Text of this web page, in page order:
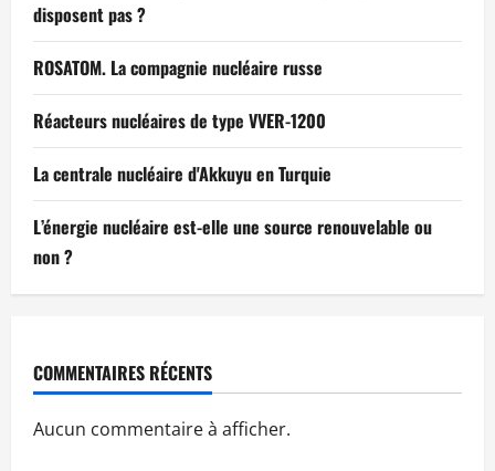
disposent pas ?
ROSATOM. La compagnie nucléaire russe
Réacteurs nucléaires de type VVER-1200
La centrale nucléaire d'Akkuyu en Turquie
L’énergie nucléaire est-elle une source renouvelable ou
non ?
COMMENTAIRES RÉCENTS
Aucun commentaire à afficher.